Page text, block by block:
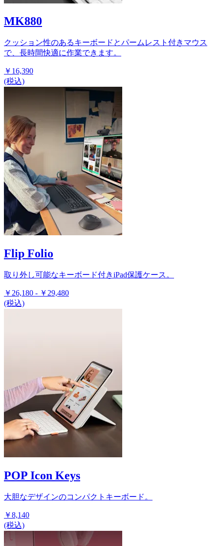
MK880
クッション性のあるキーボードとパームレスト付きマウス
で、長時間快適に作業できます。
￥16,390
(税込)
Flip Folio
取り外し可能なキーボード付きiPad保護ケース。
￥26,180 - ￥29,480
(税込)
POP Icon Keys
大胆なデザインのコンパクトキーボード。
￥8,140
(税込)